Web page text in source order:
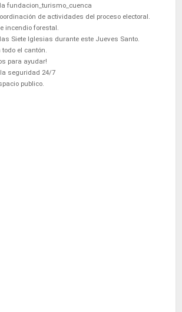
fundacion_turismo_cuenca
de actividades del proceso electoral.
incendio forestal.
Siete Iglesias durante este Jueves Santo.
todo el cantón.
para ayudar!
seguridad 24/7
publico.